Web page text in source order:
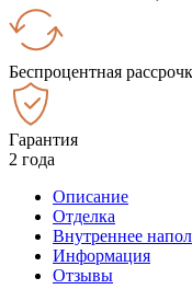
Беспроцентная
Гарантия
2 года
Описание
Отделка
Внутреннее
Информация
Отзывы